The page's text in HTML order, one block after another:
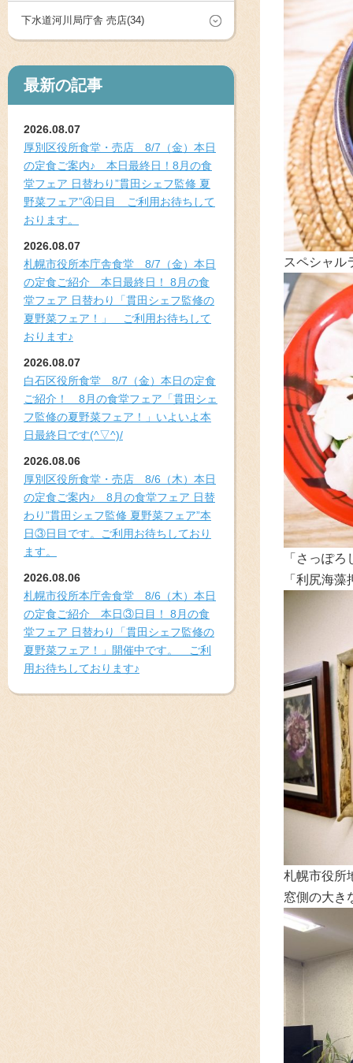
下水道河川局庁舎 売店(34)
最新の記事
2026.08.07
厚別区役所食堂・売店 8/7（金）本日
の定食ご案内♪ 本日最終日！8月の食
堂フェア 日替わり”貫田シェフ監修 夏
野菜フェア”④日目 ご利用お待ちして
おります。
2026.08.07
札幌市役所本庁舎食堂 8/7（金）本日
の定食ご紹介 本日最終日！ 8月の食
堂フェア 日替わり「貫田シェフ監修の
夏野菜フェア！」 ご利用お待ちして
おります♪
2026.08.07
白石区役所食堂 8/7（金）本日の定食
ご紹介！ 8月の食堂フェア「貫田シェ
フ監修の夏野菜フェア！」いよいよ本
日最終日です(^▽^)/
2026.08.06
厚別区役所食堂・売店 8/6（木）本日
の定食ご案内♪ 8月の食堂フェア 日替
わり”貫田シェフ監修 夏野菜フェア”本
日③日目です。ご利用お待ちしており
ます。
2026.08.06
札幌市役所本庁舎食堂 8/6（木）本日
の定食ご紹介 本日③日目！ 8月の食
堂フェア 日替わり「貫田シェフ監修の
夏野菜フェア！」開催中です。 ご利
用お待ちしております♪
スペシャル
「さっぽ
「利尻海
札幌市役所
窓側の大き